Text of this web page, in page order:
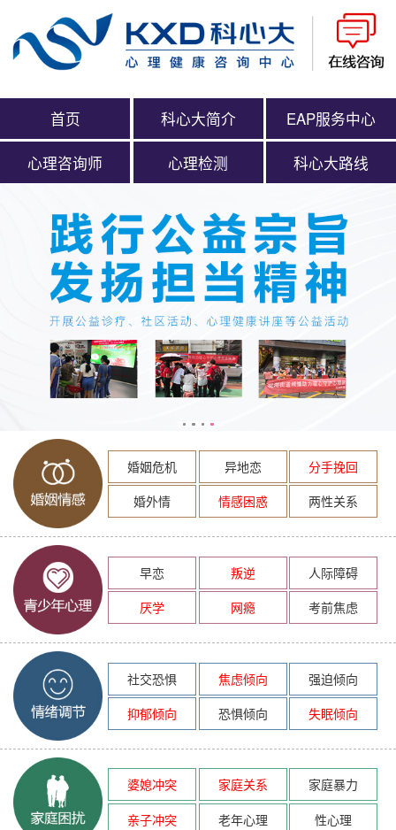
首页 科心大简介 EAP服务中心
心理咨询师 心理检测 科心大路线
婚姻危机 异地恋
分手挽回
婚外情
情感困惑 两性关系
早恋 叛逆
人际障碍
厌学
网瘾 考前焦虑
社交恐惧 焦虑倾向
强迫倾向
抑郁倾向
恐惧倾向 失眠倾向
婆媳冲突 家庭关系
家庭暴力
亲子冲突
老年心理 性心理